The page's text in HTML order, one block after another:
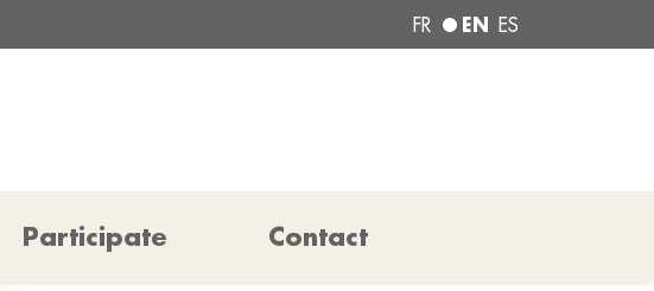
FR EN ES
Participate Contact